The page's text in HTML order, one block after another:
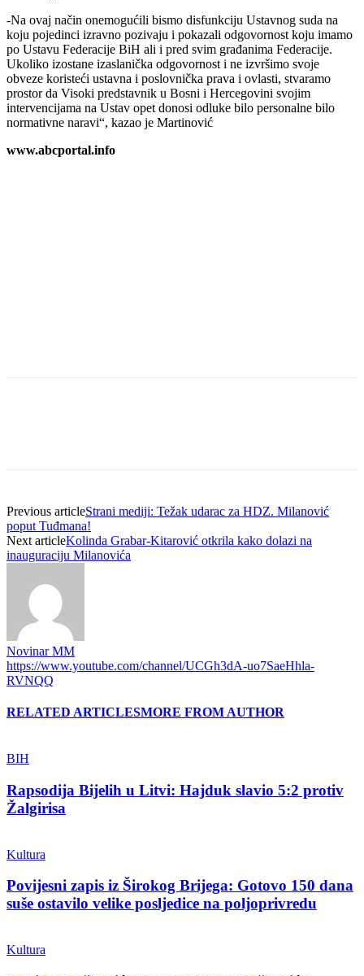
-Na ovaj način onemogućili bismo disfunkciju Ustavnog suda na
koju pojedinci izravno pozivaju i pokazali odgovornost koju imamo
po Ustavu Federacije BiH ali i pred svim građanima Federacije.
Ukoliko izostane izaslanička odgovornost i ne izvršimo svoje
obveze koristeći ustavna i poslovnička prava i ovlasti, stvaramo
prostor da Visoki predstavnik u Bosni i Hercegovini svojim
intervencijama na Ustav opet donosi odluke bilo personalne bilo
normativne naravi“, kazao je Martinović
www.abcportal.info
Previous articleStrani mediji: Težak udarac za HDZ. Milanović
poput Tuđmana!
Next articleKolinda Grabar-Kitarović otkrila kako dolazi na
inauguraciju Milanovića
Novinar MM
https://www.youtube.com/channel/UCGh3dA-uo7SaeHhla-
RVNQQ
RELATED ARTICLESMORE FROM AUTHOR
BIH
Rapsodija Bijelih u Litvi: Hajduk slavio 5:2 protiv
Žalgirisa
Kultura
Povijesni zapis iz Širokog Brijega: Gotovo 150 dana
suše ostavilo velike posljedice na poljoprivredu
Kultura